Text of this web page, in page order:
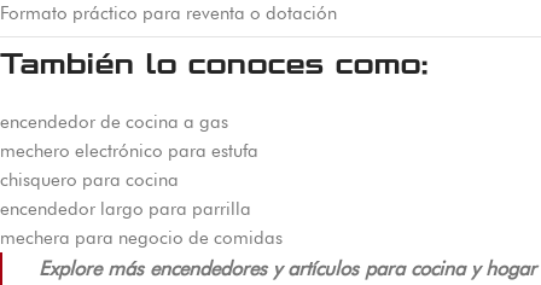
Formato práctico para reventa o dotación
También lo conoces como:
encendedor de cocina a gas
mechero electrónico para estufa
chisquero para cocina
encendedor largo para parrilla
mechera para negocio de comidas
Explore más encendedores y artículos para cocina y hogar